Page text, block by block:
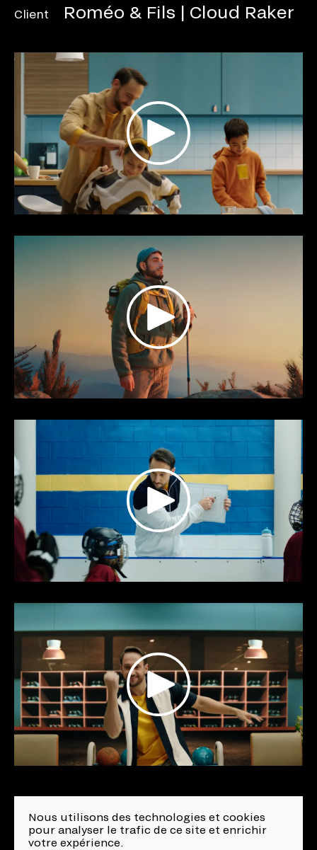
Client Roméo & Fils | Cloud Raker
Réalisateur
Nous utilisons des technologies et cookies
pour analyser le trafic de ce site et enrichir
votre expérience.